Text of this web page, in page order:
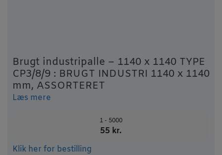
Brugt industripalle – 1140 x 1140 TYPE
CP3/8/9 : BRUGT INDUSTRI 1140 x 1140
mm, ASSORTERET
Læs mere
1 - 5000
55 kr.
Klik her for bestilling